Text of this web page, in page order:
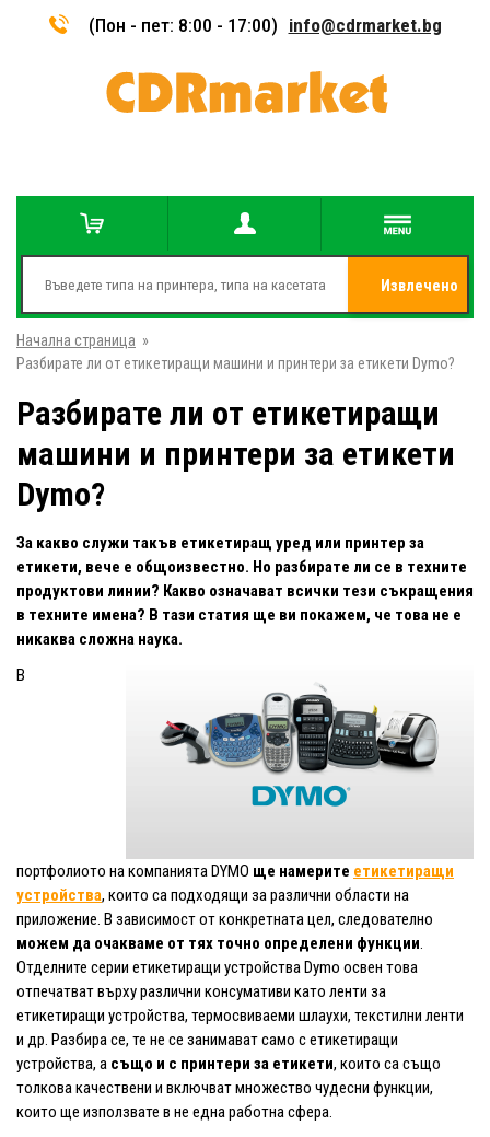
(Пон - пет: 8:00 - 17:00) info@cdrmarket.bg
Извлечено
Начална страница »
Разбирате ли от етикетиращи машини и принтери за етикети Dymo?
Разбирате ли от етикетиращи
машини и принтери за етикети
Dymo?
За какво служи такъв етикетиращ уред или принтер за
етикети, вече е общоизвестно. Но разбирате ли се в техните
продуктови линии? Какво означават всички тези съкращения
в техните имена? В тази статия ще ви покажем, че това не е
никаква сложна наука.
В
портфолиото на компанията DYMO ще намерите етикетиращи
устройства, които са подходящи за различни области на
приложение. В зависимост от конкретната цел, следователно
можем да очакваме от тях точно определени функции.
Отделните серии етикетиращи устройства Dymo освен това
отпечатват върху различни консумативи като ленти за
етикетиращи устройства, термосвиваеми шлаухи, текстилни ленти
и др. Разбира се, те не се занимават само с етикетиращи
устройства, а също и с принтери за етикети, които са също
толкова качествени и включват множество чудесни функции,
които ще използвате в не една работна сфера.